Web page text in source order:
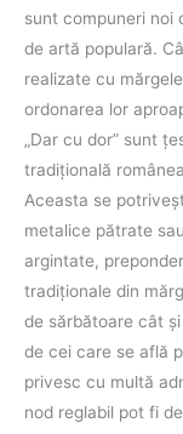
sunt compuneri noi
de artă populară.
realizate cu
ordonarea lor
„Dar cu dor” sunt
tradiţională
Aceasta se
metalice pătrate
argintate,
tradiţionale din
de sărbătoare cât
de cei care se află
privesc cu multă
nod reglabil pot fi